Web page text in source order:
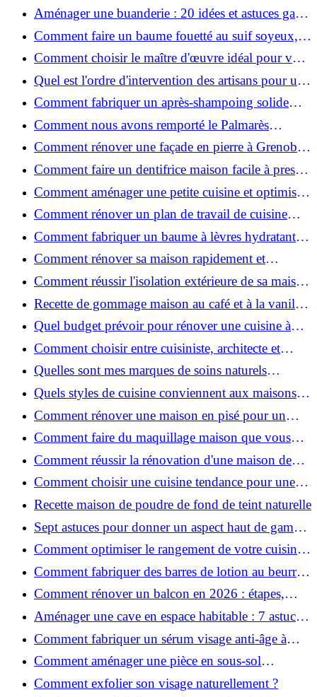
2026 ?
Aménager une buanderie : 20 idées et astuces gain
de place pour un espace fonctionnel et stylé
Comment faire un baume fouetté au suif soyeux,
fait maison ?
Comment choisir le maître d'œuvre idéal pour vos
travaux de rénovation ?
Quel est l'ordre d'intervention des artisans pour une
rénovation ?
Comment fabriquer un après-shampoing solide
naturel pour cheveux ?
Comment nous avons remporté le Palmarès
(Ré)HABITER 2025 : les coulisses du projet primé
?
Comment rénover une façade en pierre à Grenoble
: techniques, coûts et conseils
Comment faire un dentifrice maison facile à presser
?
Comment aménager une petite cuisine et optimiser
chaque centimètre carré ?
Comment rénover un plan de travail de cuisine
facilement : guide étape par étape
Comment fabriquer un baume à lèvres hydratant et
naturel au suif ?
Comment rénover sa maison rapidement et
efficacement ?
Comment réussir l'isolation extérieure de sa maison
pour une rénovation performante et durable ?
Recette de gommage maison au café et à la vanille
pour une peau douce
Quel budget prévoir pour rénover une cuisine à
Voiron en 2026 : coûts et aides locales ?
Comment choisir entre cuisiniste, architecte et
contractant général à Voiron ?
Quelles sont mes marques de soins naturels
préférées ?
Quels styles de cuisine conviennent aux maisons et
appartements du Voironnais ?
Comment rénover une maison en pisé pour un
habitat sain et performant ?
Comment faire du maquillage maison que vous
utiliserez vraiment ?
Comment réussir la rénovation d'une maison de
ville en 2026 ?
Comment choisir une cuisine tendance pour une
rénovation en 2026 ?
Recette maison de poudre de fond de teint naturelle
Sept astuces pour donner un aspect haut de gamme
à votre cuisine
Comment optimiser le rangement de votre cuisine
et gagner de la place ?
Comment fabriquer des barres de lotion au beurre
de karité ?
Comment rénover un balcon en 2026 : étapes,
budget et matériaux ?
Aménager une cave en espace habitable : 7 astuces
essentielles
Comment fabriquer un sérum visage anti-âge à
l'huile de rose musquée ?
Comment aménager une pièce en sous-sol
efficacement ?
Comment exfolier son visage naturellement ?